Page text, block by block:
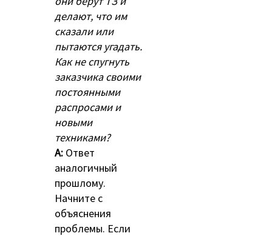
делают, что им
сказали или
пытаются угадать.
Как не спугнуть
заказчика своими
постоянными
распросами и
новыми
техниками?
A: Ответ
аналогичный
прошлому.
Начните с
объяснения
проблемы. Если